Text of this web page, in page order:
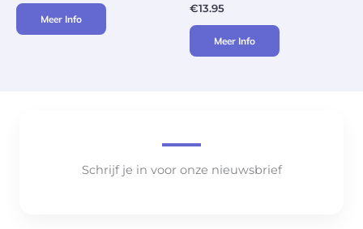
Meer Info
€13.95
Meer Info
Schrijf je in voor onze nieuwsbrief